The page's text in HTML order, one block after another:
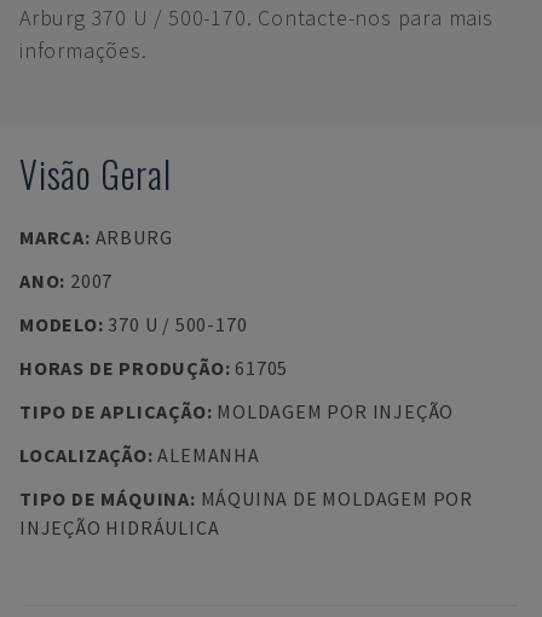
Arburg 370 U / 500-170. Contacte-nos para mais
informações.
Visão Geral
MARCA: ARBURG
ANO: 2007
MODELO: 370 U / 500-170
HORAS DE PRODUÇÃO: 61705
TIPO DE APLICAÇÃO: MOLDAGEM POR INJEÇÃO
LOCALIZAÇÃO:ALEMANHA
TIPO DE MÁQUINA: MÁQUINA DE MOLDAGEM POR
INJEÇÃO HIDRÁULICA